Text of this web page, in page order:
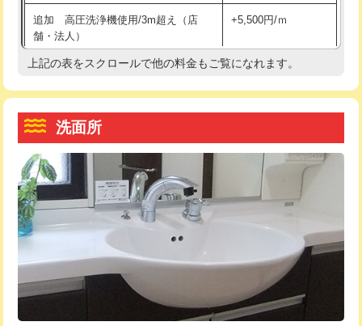
モルタル補修（厚さ10㎝まで） 27,500円
モルタル補修（厚さ10㎝超え） 38,500円
洗面台設置 38,500円
追加人工
廃棄・処分 現場見積
※給水管工事は20mmまでの価格です。
給水管工事※（バンド止め) 3,300円
給水管工事※（支持金具設置) 5,500円
給水管工事※（保温材使用（バンド止
め込み）)
5,500円
給水管工事※（土の掘削・埋め戻し作
業)
11,000円
給水管工事※（塩ビ管（VP・HI）使
用/3ｍまで)
33,000円
給水管工事※（塩ビ管（VP・HI）使
用（追加）/3ｍ超え)
給水管工事※（ライニング鋼管・銅
管・ポリ管・HT管使用/3ｍまで)
44,000円
追加 高圧洗浄機使用/3m超え（店
舗・法人）
+5,500円/ｍ
高度高圧洗浄換 現地調査
トーラー機使用/3mまで
追加トーラー機使用/3m超え +3,300円
カメラ調査 33,000円
桝清掃
止水・漏水調査・防水処理・清掃・修
理・調整・分解・加工など（軽作業）
11,000円
止水・漏水調査・防水処理・清掃・修
22,000円
上記の表をスクロールで他の料金もご覧になれます。
洗面所